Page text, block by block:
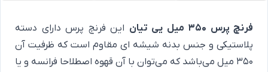
فرنچ پرس 350 میل یی تیان
این فرنچ پرس دارای دسته
پلاستیکی و جنس بدنه شیشه ای مقاوم است که ظرفیت آن
350 میل می‌باشد که می‌توان با آن قهوه اصطلاحا فرانسه و یا